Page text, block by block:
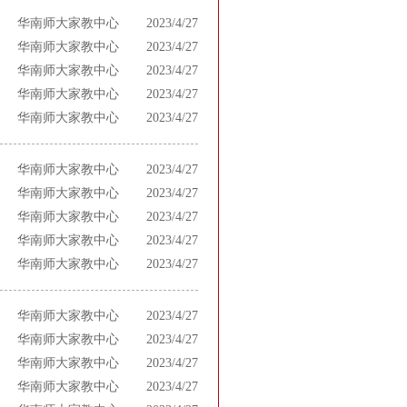
华南师大家教中心
2023/4/27
华南师大家教中心
2023/4/27
华南师大家教中心
2023/4/27
华南师大家教中心
2023/4/27
华南师大家教中心
2023/4/27
华南师大家教中心
2023/4/27
华南师大家教中心
2023/4/27
华南师大家教中心
2023/4/27
华南师大家教中心
2023/4/27
华南师大家教中心
2023/4/27
华南师大家教中心
2023/4/27
华南师大家教中心
2023/4/27
华南师大家教中心
2023/4/27
华南师大家教中心
2023/4/27